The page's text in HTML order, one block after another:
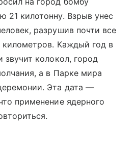
21 килотонну. Взрыв унес
разрушив почти все
Каждый год в
звучит колокол, город
а в Парке мира
Эта дата —
применение ядерного